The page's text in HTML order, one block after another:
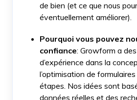
de bien (et ce que nous
éventuellement améliorer).
Pourquoi vous pouvez
confiance: Growform a
d’expérience dans la
l’optimisation de
étapes. Nos idées sont
données réelles et des